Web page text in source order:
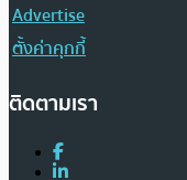
Advertise
ตั้งค่าคุกกี้
ติดตามเรา